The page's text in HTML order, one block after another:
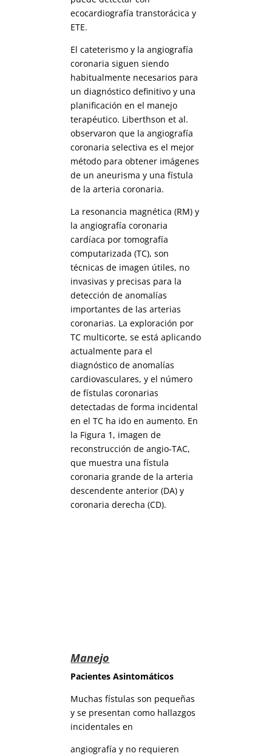
ecocardiografía transtorácica y
ETE.
El cateterismo y la angiografía
coronaria siguen siendo
habitualmente necesarios para
un diagnóstico definitivo y una
planificación en el manejo
terapéutico. Liberthson et al.
observaron que la angiografía
coronaria selectiva es el mejor
método para obtener imágenes
de un aneurisma y una fístula
de la arteria coronaria.
La resonancia magnética (RM) y
la angiografía coronaria
cardíaca por tomografía
computarizada (TC), son
técnicas de imagen útiles, no
invasivas y precisas para la
detección de anomalías
importantes de las arterias
coronarias. La exploración por
TC multicorte, se está aplicando
actualmente para el
diagnóstico de anomalías
cardiovasculares, y el número
de fístulas coronarias
detectadas de forma incidental
en el TC ha ido en aumento. En
la Figura 1, imagen de
reconstrucción de angio-TAC,
que muestra una fístula
coronaria grande de la arteria
descendente anterior (DA) y
coronaria derecha (CD).
Manejo
Pacientes Asintomáticos
Muchas fístulas son pequeñas
y se presentan como hallazgos
incidentales en
angiografía y no requieren